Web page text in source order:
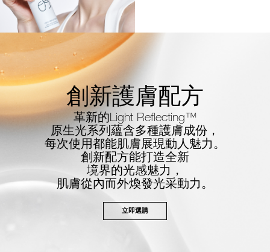
創新護膚配方
革新的Light Reflecting™
原生光系列蘊含多種護膚成份，
每次使用都能肌膚展現動人魅力。
創新配方能打造全新
境界的光感魅力，
肌膚從內而外煥發光采動力。
立即選購